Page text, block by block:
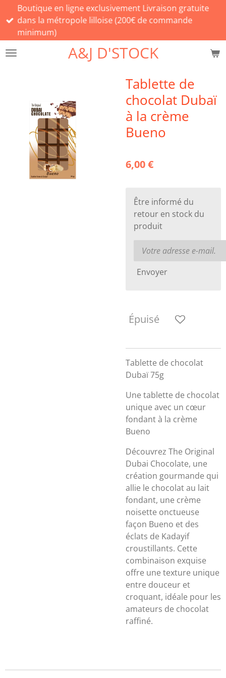
Passer
au
contenu
A&J D'STOCK
Boutique en ligne exclusivement Livraison gratuite
dans la métropole lilloise (200€ de commande
minimum)
Tablette de
chocolat Dubaï
à la crème
Bueno
6,00 €
Être informé du
retour en stock du
produit
Envoyer
Épuisé
Tablette de chocolat
Dubaï 75g
Une tablette de chocolat
unique avec un cœur
fondant à la crème
Bueno
Découvrez The Original
Dubai Chocolate, une
création gourmande qui
allie le chocolat au lait
fondant, une crème
noisette onctueuse
façon Bueno et des
éclats de Kadayif
croustillants. Cette
combinaison exquise
offre une texture unique
entre douceur et
croquant, idéale pour les
amateurs de chocolat
raffiné.